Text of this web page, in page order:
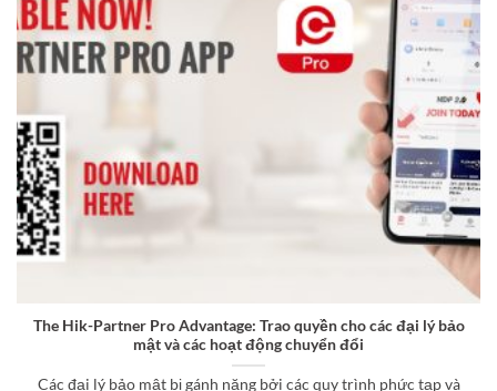
The Hik-Partner Pro Advantage: Trao quyền cho các đại lý bảo
mật và các hoạt động chuyển đổi
Các đại lý bảo mật bị gánh nặng bởi các quy trình phức tạp và